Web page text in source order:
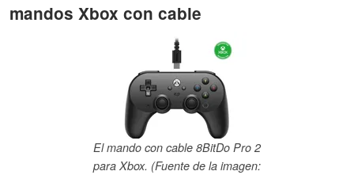
mandos Xbox con cable
El mando con cable 8BitDo Pro 2
para Xbox. (Fuente de la imagen: